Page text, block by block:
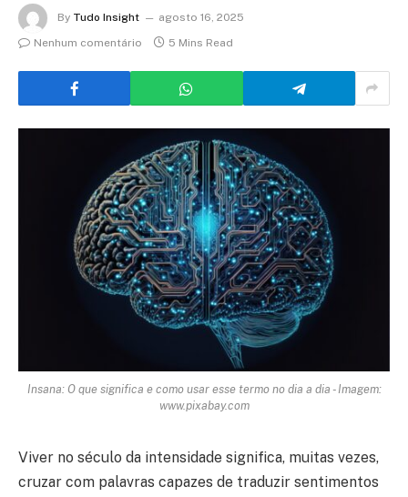
By Tudo Insight
agosto 16, 2025
Nenhum comentário
5 Mins Read
Insana: O que significa e como usar esse termo no dia a dia - Imagem:
www.pixabay.com
Viver no século da intensidade significa, muitas vezes,
cruzar com palavras capazes de traduzir sentimentos